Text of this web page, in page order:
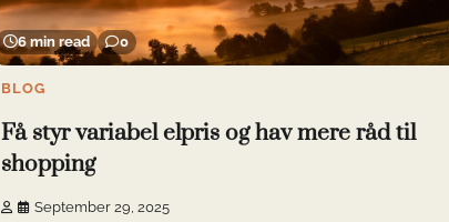
6 min read 0
BLOG
Få styr variabel elpris og hav mere råd til
shopping
September 29, 2025